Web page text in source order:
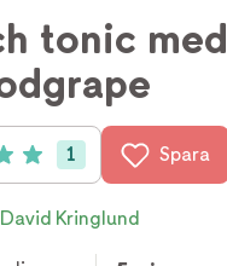
tonic med
(1 röster)
1 Spara
David Kringlund